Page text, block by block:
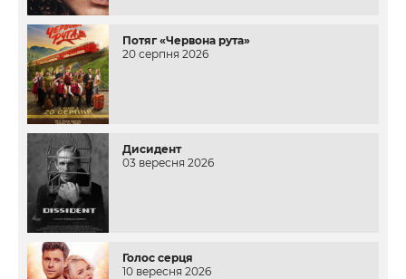
Потяг «Червона рута»
20 серпня 2026
Дисидент
03 вересня 2026
Голос серця
10 вересня 2026